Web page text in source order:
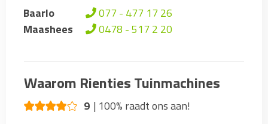
Baarlo
077 - 477 17 26
Maashees
0478 - 517 2 20
Waarom Rienties Tuinmachines
9 100% raadt ons aan!